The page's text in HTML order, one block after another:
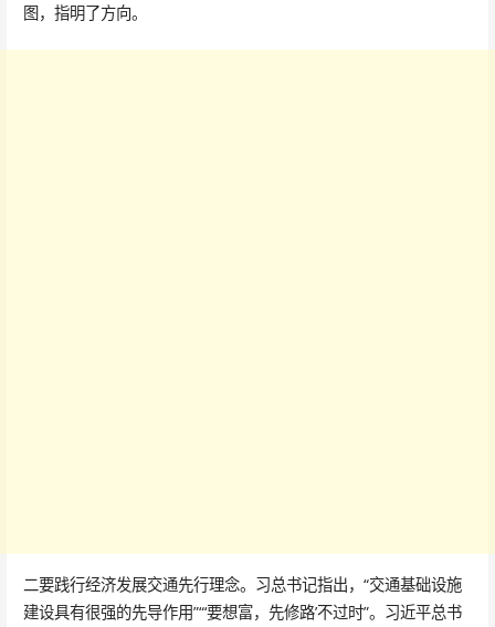
图，指明了方向。
二要践行经济发展交通先行理念。习总书记指出，“交通基础设施
建设具有很强的先导作用”“‘要想富，先修路’不过时”。习近平总书